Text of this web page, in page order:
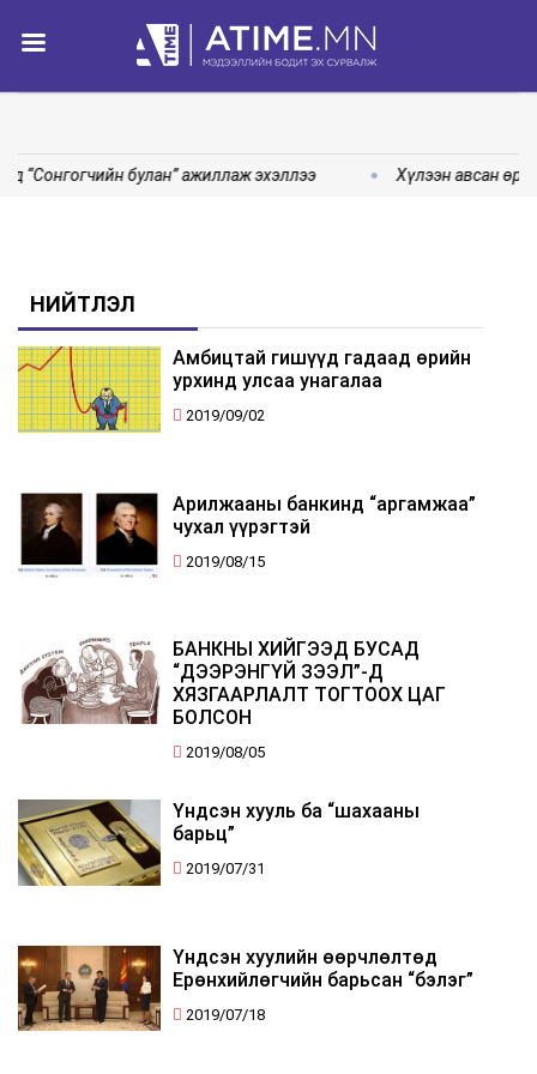
“Сонгогчийн булан” ажиллаж эхэллээ Хүлээн авсан
НИЙТЛЭЛ
Амбицтай гишүүд гадаад өрийн
урхинд улсаа унагалаа
2019/09/02
Арилжааны банкинд “аргамжаа”
чухал үүрэгтэй
2019/08/15
БАНКНЫ ХИЙГЭЭД БУСАД
“ДЭЭРЭНГҮЙ ЗЭЭЛ”-Д
ХЯЗГААРЛАЛТ ТОГТООХ ЦАГ
БОЛСОН
2019/08/05
Үндсэн хууль ба “шахааны
барьц”
2019/07/31
Үндсэн хуулийн өөрчлөлтөд
Ерөнхийлөгчийн барьсан “бэлэг”
2019/07/18